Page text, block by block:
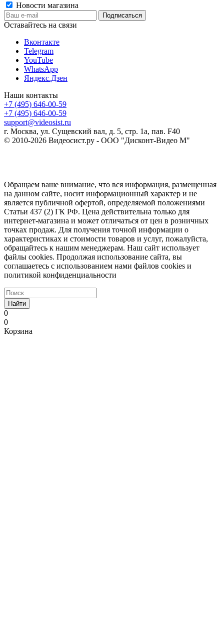
Новости магазина
Оставайтесь на связи
Вконтакте
Telegram
YouTube
WhatsApp
Яндекс.Дзен
Наши контакты
+7 (495) 646-00-59
+7 (495) 646-00-59
support@videosist.ru
г. Москва, ул. Сущевский вал, д. 5, стр. 1а, пав. F40
© 2010-2026 Видеосист.ру - ООО "Дисконт-Видео М"
Обращаем ваше внимание, что вся информация, размещенная
на данном сайте, носит информационный характер и не
является публичной офертой, определяемой положениями
Статьи 437 (2) ГК РФ. Цена действительна только для
интернет-магазина и может отличаться от цен в розничных
точках продаж. Для получения точной информации о
характеристиках и стоимости товаров и услуг, пожалуйста,
обращайтесь к нашим менеджерам. Наш сайт использует
файлы cookies. Продолжая использование сайта, вы
соглашаетесь с использованием нами файлов cookies и
политикой конфиденциальности
Найти
0
0
Корзина